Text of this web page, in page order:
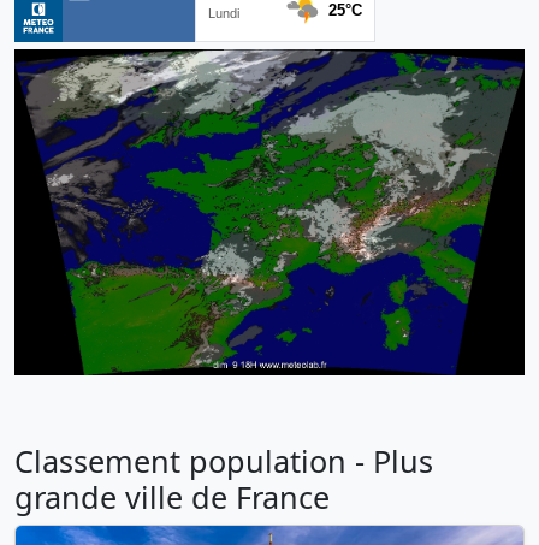
Classement population - Plus
grande ville de France